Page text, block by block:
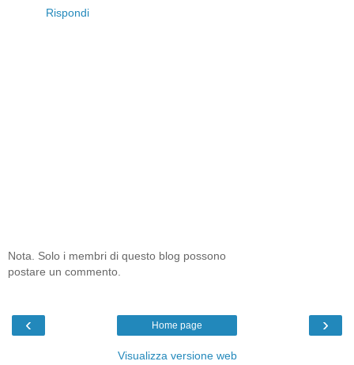
Rispondi
Nota. Solo i membri di questo blog possono
postare un commento.
‹ ›
Home page
Visualizza versione web